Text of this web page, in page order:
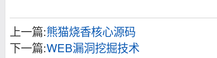
上一篇:熊猫烧香核心源码
下一篇:WEB漏洞挖掘技术